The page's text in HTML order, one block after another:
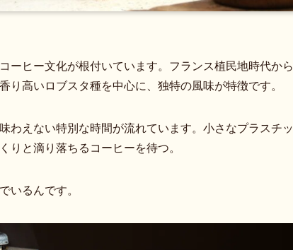
ーヒー文化が根付いています。フランス植民地時代から
高いロブスタ種を中心に、独特の風味が特徴です。
わえない特別な時間が流れています。小さなプラスチッ
りと滴り落ちるコーヒーを待つ。
いるんです。